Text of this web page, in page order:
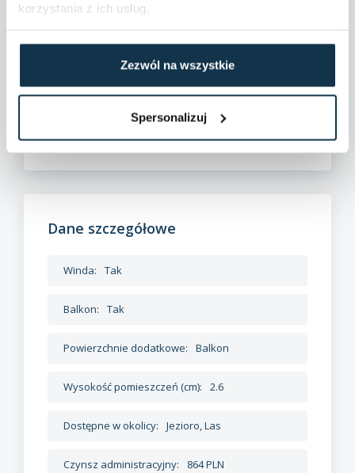
korzystania z ich usług.
Zezwól na wszystkie
Spersonalizuj
Dane szczegółowe
Winda: Tak
Balkon: Tak
Powierzchnie dodatkowe: Balkon
Wysokość pomieszczeń (cm): 2.6
Dostępne w okolicy: Jezioro, Las
Czynsz administracyjny: 864 PLN